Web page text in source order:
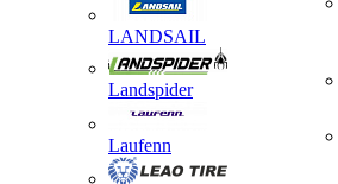
LANDSAIL
Landspider
Laufenn